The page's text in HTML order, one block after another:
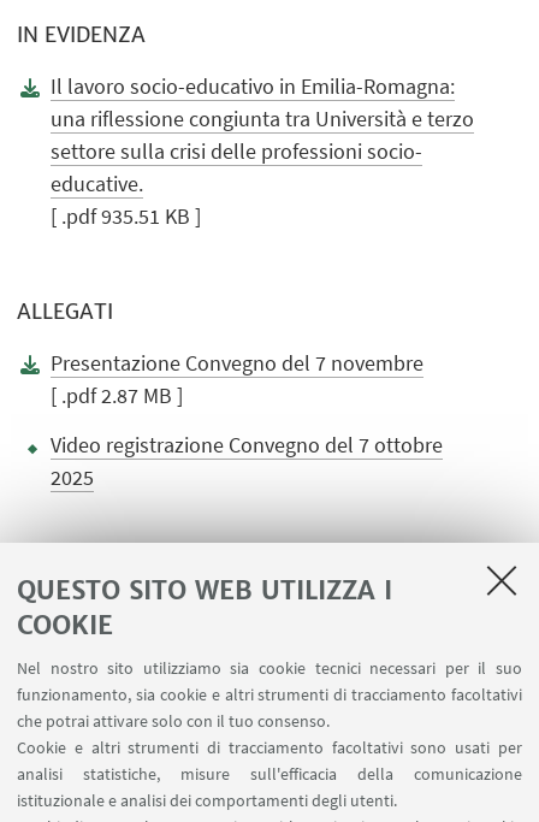
QUESTO SITO WEB UTILIZZA I
COOKIE
Nel nostro sito utilizziamo sia cookie tecnici necessari per il suo
funzionamento, sia cookie e altri strumenti di tracciamento facoltativi
che potrai attivare solo con il tuo consenso.
Cookie e altri strumenti di tracciamento facoltativi sono usati per
analisi statistiche, misure sull'efficacia della comunicazione
istituzionale e analisi dei comportamenti degli utenti.
IN EVIDENZA
Il lavoro socio-educativo in Emilia-Romagna:
una riflessione congiunta tra Università e terzo
settore sulla crisi delle professioni socio-
educative.
[ .pdf 935.51 KB ]
ALLEGATI
Presentazione Convegno del 7 novembre
[ .pdf 2.87 MB ]
Video registrazione Convegno del 7 ottobre
2025
Area riservata
Contatti
SEGUI IL DIPARTIMENTO SU: